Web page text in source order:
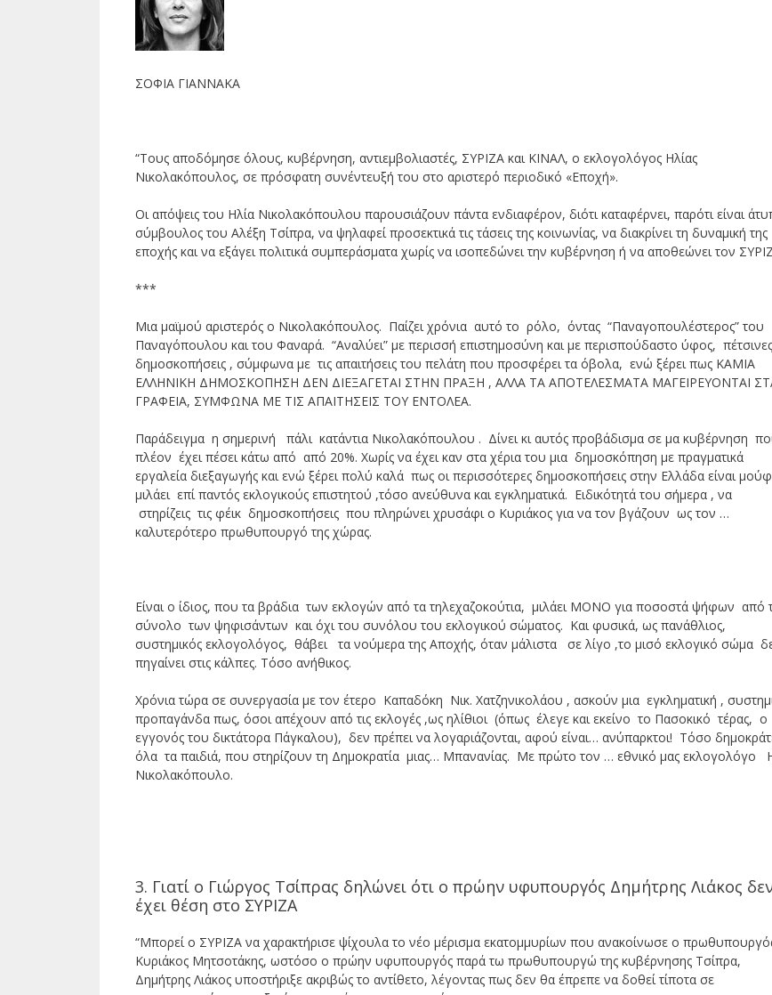
ΣΟΦΙΑ ΓΙΑΝΝΑΚΑ
“Τους αποδόμησε όλους, κυβέρνηση, αντιεμβολιαστές, ΣΥΡΙΖΑ και ΚΙΝΑΛ, ο εκλογολόγος Ηλίας
Νικολακόπουλος, σε πρόσφατη συνέντευξή του στο αριστερό περιοδικό «Εποχή».
Οι απόψεις του Ηλία Νικολακόπουλου παρουσιάζουν πάντα ενδιαφέρον, διότι καταφέρνει, παρότι είναι
σύμβουλος του Αλέξη Τσίπρα, να ψηλαφεί προσεκτικά τις τάσεις της κοινωνίας, να διακρίνει τη δυναμική της
εποχής και να εξάγει πολιτικά συμπεράσματα χωρίς να ισοπεδώνει την κυβέρνηση ή να αποθεώνει τον
***
Μια μαϊμού αριστερός ο Νικολακόπουλος. Παίζει χρόνια αυτό το ρόλο, όντας “Παναγοπουλέστερος” του
Παναγόπουλου και του Φαναρά. “Αναλύει” με περισσή επιστημοσύνη και με περισπούδαστο ύφος, πέτσινες
δημοσκοπήσεις , σύμφωνα με τις απαιτήσεις του πελάτη που προσφέρει τα όβολα, ενώ ξέρει πως ΚΑΜΙΑ
ΕΛΛΗΝΙΚΗ ΔΗΜΟΣΚΟΠΗΣΗ ΔΕΝ ΔΙΕΞΑΓΕΤΑΙ ΣΤΗΝ ΠΡΑΞΗ , ΑΛΛΑ ΤΑ ΑΠΟΤΕΛΕΣΜΑΤΑ ΜΑΓΕΙΡΕΥΟΝΤΑΙ
ΓΡΑΦΕΙΑ, ΣΥΜΦΩΝΑ ΜΕ ΤΙΣ ΑΠΑΙΤΗΣΕΙΣ ΤΟΥ ΕΝΤΟΛΕΑ.
Παράδειγμα η σημερινή πάλι κατάντια Νικολακόπουλου . Δίνει κι αυτός προβάδισμα σε μα κυβέρνηση
πλέον έχει πέσει κάτω από από 20%. Χωρίς να έχει καν στα χέρια του μια δημοσκόπηση με πραγματικά
εργαλεία διεξαγωγής και ενώ ξέρει πολύ καλά πως οι περισσότερες δημοσκοπήσεις στην Ελλάδα είναι
μιλάει επί παντός εκλογικούς επιστητού ,τόσο ανεύθυνα και εγκληματικά. Ειδικότητά του σήμερα , να
στηρίζεις τις φέικ δημοσκοπήσεις που πληρώνει χρυσάφι ο Κυριάκος για να τον βγάζουν ως τον …
καλυτερότερο πρωθυπουργό της χώρας.
Είναι ο ίδιος, που τα βράδια των εκλογών από τα τηλεχαζοκούτια, μιλάει ΜΟΝΟ για ποσοστά ψήφων από
σύνολο των ψηφισάντων και όχι του συνόλου του εκλογικού σώματος. Και φυσικά, ως πανάθλιος,
συστημικός εκλογολόγος, θάβει τα νούμερα της Αποχής, όταν μάλιστα σε λίγο ,το μισό εκλογικό σώμα
πηγαίνει στις κάλπες. Τόσο ανήθικος.
Χρόνια τώρα σε συνεργασία με τον έτερο Καπαδόκη Νικ. Χατζηνικολάου , ασκούν μια εγκληματική ,
προπαγάνδα πως, όσοι απέχουν από τις εκλογές ,ως ηλίθιοι (όπως έλεγε και εκείνο το Πασοκικό τέρας, ο
εγγονός του δικτάτορα Πάγκαλου), δεν πρέπει να λογαριάζονται, αφού είναι… ανύπαρκτοι! Τόσο
όλα τα παιδιά, που στηρίζουν τη Δημοκρατία μιας… Μπανανίας. Με πρώτο τον … εθνικό μας εκλογολόγο
Νικολακόπουλο.
3. Γιατί ο Γιώργος Τσίπρας δηλώνει ότι ο πρώην υφυπουργός Δημήτρης Λιάκος
έχει θέση στο ΣΥΡΙΖΑ
“Μπορεί ο ΣΥΡΙΖΑ να χαρακτήρισε ψίχουλα το νέο μέρισμα εκατομμυρίων που ανακοίνωσε ο
Κυριάκος Μητσοτάκης, ωστόσο ο πρώην υφυπουργός παρά τω πρωθυπουργώ της κυβέρνησης Τσίπρα,
Δημήτρης Λιάκος υποστήριξε ακριβώς το αντίθετο, λέγοντας πως δεν θα έπρεπε να δοθεί τίποτα σε